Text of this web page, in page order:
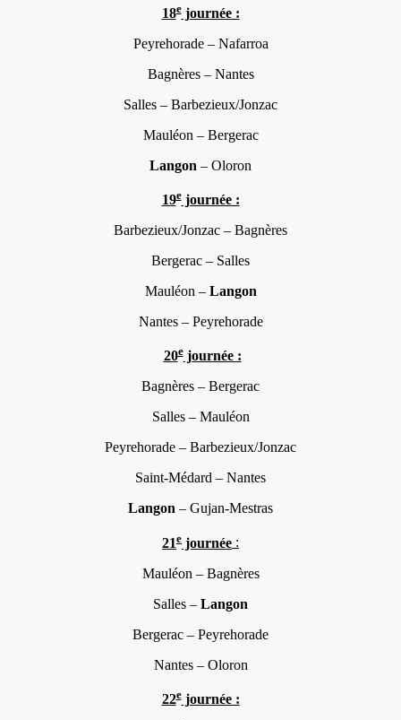
18ejournée :
Peyrehorade – Nafarroa
Bagnères – Nantes
Salles – Barbezieux/Jonzac
Mauléon – Bergerac
Langon – Oloron
19ejournée :
Barbezieux/Jonzac – Bagnères
Bergerac – Salles
Mauléon – Langon
Nantes – Peyrehorade
20ejournée :
Bagnères – Bergerac
Salles – Mauléon
Peyrehorade – Barbezieux/Jonzac
Saint-Médard – Nantes
Langon – Gujan-Mestras
21e journée :
Mauléon – Bagnères
Salles – Langon
Bergerac – Peyrehorade
Nantes – Oloron
22ejournée :